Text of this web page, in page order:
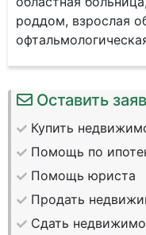
роддом, взрослая
Оставить
Купить
Помощь по
Помощь юриста
Продать
Сдать